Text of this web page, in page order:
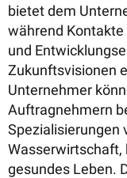
bietet dem
während
und
Zukunftsvisionen
Unternehmer
Auftragnehmern
Spezialisierungen
Wasserwirtschaft,
gesundes Leben.